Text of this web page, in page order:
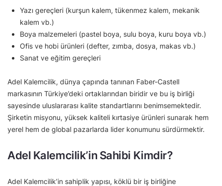
Yazı gereçleri (kurşun kalem, tükenmez kalem, mekanik
kalem vb.)
Boya malzemeleri (pastel boya, sulu boya, kuru boya vb.)
Ofis ve hobi ürünleri (defter, zımba, dosya, makas vb.)
Sanat ve eğitim gereçleri
Adel Kalemcilik, dünya çapında tanınan Faber-Castell
markasının Türkiye’deki ortaklarından biridir ve bu iş birliği
sayesinde uluslararası kalite standartlarını benimsemektedir.
Şirketin misyonu, yüksek kaliteli kırtasiye ürünleri sunarak hem
yerel hem de global pazarlarda lider konumunu sürdürmektir.
Adel Kalemcilik’in Sahibi Kimdir?
Adel Kalemcilik’in sahiplik yapısı, köklü bir iş birliğine